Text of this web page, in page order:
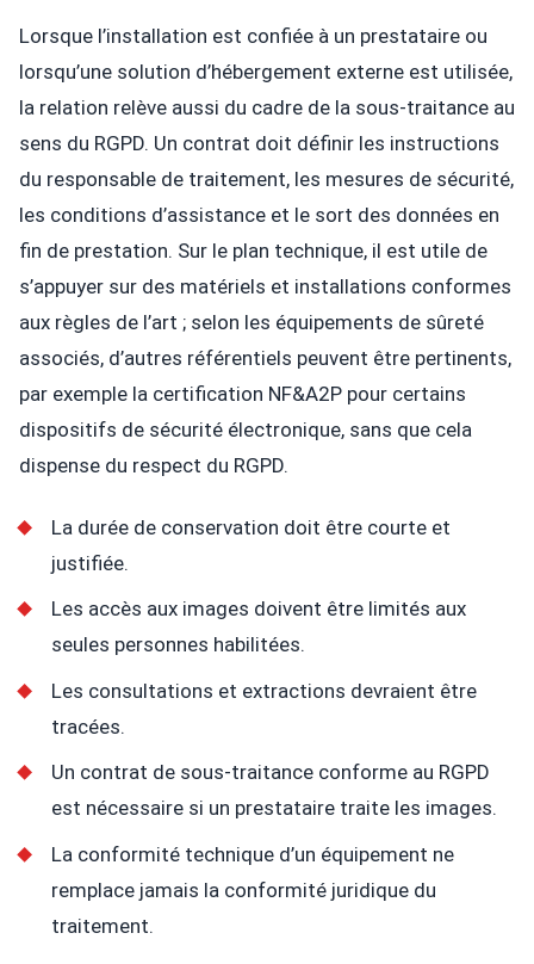
Lorsque l’installation est confiée à un prestataire ou
lorsqu’une solution d’hébergement externe est utilisée,
la relation relève aussi du cadre de la sous-traitance au
sens du RGPD. Un contrat doit définir les instructions
du responsable de traitement, les mesures de sécurité,
les conditions d’assistance et le sort des données en
fin de prestation. Sur le plan technique, il est utile de
s’appuyer sur des matériels et installations conformes
aux règles de l’art ; selon les équipements de sûreté
associés, d’autres référentiels peuvent être pertinents,
par exemple la certification NF&A2P pour certains
dispositifs de sécurité électronique, sans que cela
dispense du respect du RGPD.
La durée de conservation doit être courte et
justifiée.
Les accès aux images doivent être limités aux
seules personnes habilitées.
Les consultations et extractions devraient être
tracées.
Un contrat de sous-traitance conforme au RGPD
est nécessaire si un prestataire traite les images.
La conformité technique d’un équipement ne
remplace jamais la conformité juridique du
traitement.